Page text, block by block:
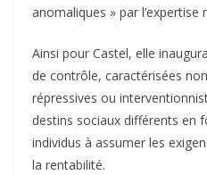
anomaliques » par
Ainsi pour Castel, elle
de contrôle, caractérisées
répressives ou
destins sociaux différents en
individus à assumer les
la rentabilité.